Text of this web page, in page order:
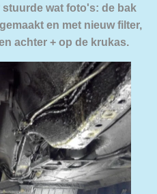
stuurde wat foto's: de bak
en met nieuw filter,
achter + op de krukas.